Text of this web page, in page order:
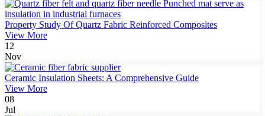
Property Study Of Quartz Fabric Reinforced Composites
View More
12
Nov
Ceramic Insulation Sheets: A Comprehensive Guide
View More
08
Jul